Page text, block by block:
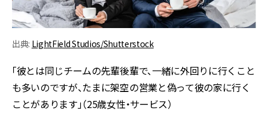
出典: LightField Studios/Shutterstock
「彼とは同じチームの先輩後輩で、一緒に外回りに行くこと
も多いのですが、たまに架空の営業と偽って彼の家に行く
ことがあります」（25歳女性・サービス）